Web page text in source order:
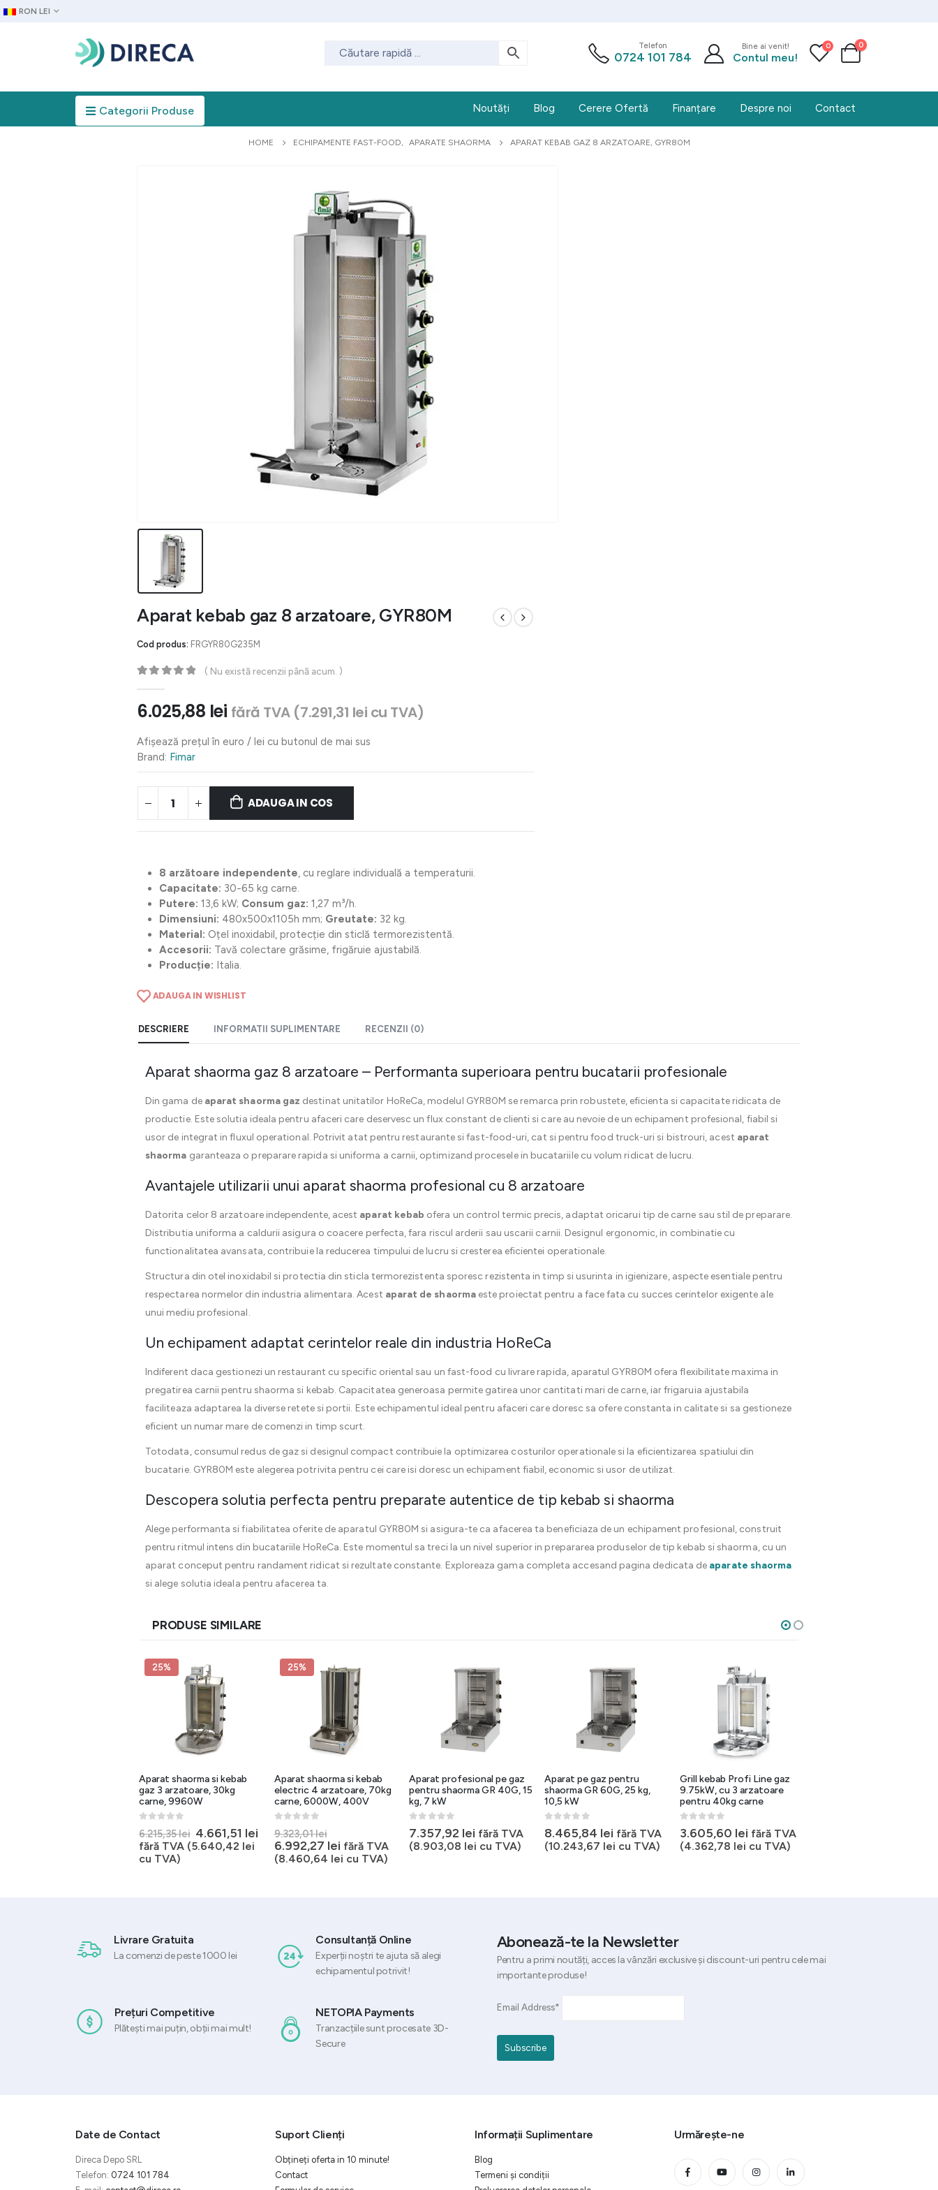
RON LEI
Telefon
0724 101 784
Bine ai venit!
Contul meu!
0 0
Categorii Produse Noutăți Blog Cerere Ofertă Finanțare Despre noi Contact
HOME ECHIPAMENTE FAST-FOOD, APARATE SHAORMA APARAT KEBAB GAZ 8 ARZATOARE, GYR80M
Aparat kebab gaz 8 arzatoare, GYR80M
Cod produs: FRGYR80G235M
( Nu există recenzii până acum. )
6.025,88 lei fără TVA (7.291,31 lei cu TVA)
Afișează prețul în euro / lei cu butonul de mai sus
Brand: Fimar
ADAUGA IN COS
8 arzătoare independente, cu reglare individuală a temperaturii.
Capacitate: 30-65 kg carne.
Putere: 13,6 kW; Consum gaz: 1,27 m³/h.
Dimensiuni: 480x500x1105h mm; Greutate: 32 kg.
Material: Oțel inoxidabil, protecție din sticlă termorezistentă.
Accesorii: Tavă colectare grăsime, frigăruie ajustabilă.
Producție: Italia.
ADAUGA IN WISHLIST
DESCRIERE INFORMATII SUPLIMENTARE RECENZII (0)
Aparat shaorma gaz 8 arzatoare – Performanta superioara pentru bucatarii profesionale
Din gama de aparat shaorma gaz destinat unitatilor HoReCa, modelul GYR80M se remarca prin robustete, eficienta si capacitate ridicata de
productie. Este solutia ideala pentru afaceri care deservesc un flux constant de clienti si care au nevoie de un echipament profesional, fiabil si
usor de integrat in fluxul operational. Potrivit atat pentru restaurante si fast-food-uri, cat si pentru food truck-uri si bistrouri, acest aparat
shaorma garanteaza o preparare rapida si uniforma a carnii, optimizand procesele in bucatariile cu volum ridicat de lucru.
Avantajele utilizarii unui aparat shaorma profesional cu 8 arzatoare
Datorita celor 8 arzatoare independente, acest aparat kebab ofera un control termic precis, adaptat oricarui tip de carne sau stil de preparare.
Distributia uniforma a caldurii asigura o coacere perfecta, fara riscul arderii sau uscarii carnii. Designul ergonomic, in combinatie cu
functionalitatea avansata, contribuie la reducerea timpului de lucru si cresterea eficientei operationale.
Structura din otel inoxidabil si protectia din sticla termorezistenta sporesc rezistenta in timp si usurinta in igienizare, aspecte esentiale pentru
respectarea normelor din industria alimentara. Acest aparat de shaormaeste proiectat pentru a face fata cu succes cerintelor exigente ale
unui mediu profesional.
Un echipament adaptat cerintelor reale din industria HoReCa
Indiferent daca gestionezi un restaurant cu specific oriental sau un fast-food cu livrare rapida, aparatul GYR80M ofera flexibilitate maxima in
pregatirea carnii pentru shaorma si kebab. Capacitatea generoasa permite gatirea unor cantitati mari de carne, iar frigaruia ajustabila
faciliteaza adaptarea la diverse retete si portii. Este echipamentul ideal pentru afaceri care doresc sa ofere constanta in calitate si sa gestioneze
eficient un numar mare de comenzi in timp scurt.
Totodata, consumul redus de gaz si designul compact contribuie la optimizarea costurilor operationale si la eficientizarea spatiului din
bucatarie. GYR80M este alegerea potrivita pentru cei care isi doresc un echipament fiabil, economic si usor de utilizat.
Descopera solutia perfecta pentru preparate autentice de tip kebab si shaorma
Alege performanta si fiabilitatea oferite de aparatul GYR80M si asigura-te ca afacerea ta beneficiaza de un echipament profesional, construit
pentru ritmul intens din bucatariile HoReCa. Este momentul sa treci la un nivel superior in prepararea produselor de tip kebab si shaorma, cu un
aparat conceput pentru randament ridicat si rezultate constante. Exploreaza gama completa accesand pagina dedicata de aparate shaorma
si alege solutia ideala pentru afacerea ta.
PRODUSE SIMILARE
25%
Aparat shaorma si kebab
gaz 3 arzatoare, 30kg
carne, 9960W
6.215,35lei Prețul
inițial
4.661,51 leiPrețul
curent
este:
fără TVA (5.640,42 lei
cu TVA)
25%
Aparat shaorma si kebab
electric 4 arzatoare, 70kg
carne, 6000W, 400V
9.323,01lei
inițial
a
6.992,27 leiPrețul
curent
fără TVA
(8.460,64 lei cu TVA)
Aparat profesional pe gaz
pentru shaorma GR 40G, 15
kg, 7 kW
0out of 5
7.357,92 lei fără TVA
(8.903,08 lei cu TVA)
Aparat pe gaz pentru
shaorma GR 60G, 25 kg,
10,5 kW
0out of 5
8.465,84 lei fără TVA
(10.243,67 lei cu TVA)
Grill kebab Profi Line gaz
9.75kW, cu 3 arzatoare
pentru 40kg carne
0out of 5
3.605,60 lei fără TVA
(4.362,78 lei cu TVA)
Livrare Gratuita
La comenzi de peste 1000 lei
Consultanță Online
Experții noștri te ajuta să alegi
echipamentul potrivit!
Prețuri Competitive
Plătești mai puțin, obții mai mult!
NETOPIA Payments
Tranzacțiile sunt procesate 3D-
Secure
Abonează-te la Newsletter
Pentru a primi noutăți, acces la vânzări exclusive și discount-uri pentru cele mai
importante produse!
Email Address*
Date de Contact
Direca Depo SRL
Telefon: 0724 101 784
Suport Clienți
Obțineți oferta in 10 minute!
Contact
Informații Suplimentare
Blog
Termeni și condiții
Urmărește-ne